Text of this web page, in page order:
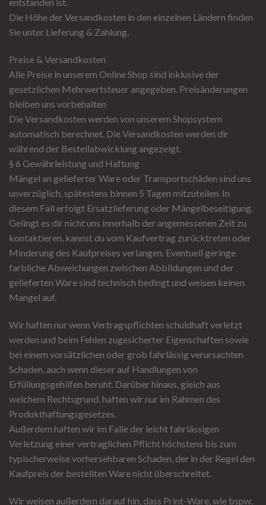
Die Höhe der Versandkosten in den einzelnen Ländern finden
Sie unter Lieferung & Zahlung.
Preise & Versandkosten
Alle Preise in unserem Online Shop sind inklusive der
gesetzlichen Mehrwertsteuer angegeben. Preisänderungen
bleiben uns vorbehalten
Die Versandkosten werden von unserem Shopsystem
automatisch berechnet. Die Versandkosten werden dir
während der Bestellabwicklung angezeigt.
§ 6 Gewährleistung und Haftung
Mängel an gelieferter Ware oder Transportschäden sind uns
unverzüglich, spätestens binnen 5 Tagen mitzuteilen. In
diesem Fall erfolgt Ersatzlieferung oder Mängelbeseitigung.
Gelingt es dir nicht uns innerhalb der angemessenen Zeit zu
kontaktieren, kannst du vom Kaufvertrag zurücktreten oder
Minderung des Kaufpreises verlangen. Eventuell geringe
farbliche Abweichungen zwischen Abbildungen und der
gelieferten Ware sind technisch bedingt und weisen keinen
Mangel auf.
Wir haften nur wenn Vertragspflichten schuldhaft verletzt
werden und beim Fehlen zugesicherter Eigenschaften sowie
bei einem vorsätzlichen oder grob fahrlässig verursachten
Schaden, auch wenn dieser auf Handlungen von
Erfüllungsgehilfen beruht. Darüber hinaus, gleich aus
welchem Rechtsgrund, haften wir nur im Rahmen des
Produkthaftungsgesetzes.
Außerdem haften wir im Falle der leicht fahrlässigen
Verletzung einer vertraglichen Pflicht höchstens bis zum
typischerweise vorhersehbaren Schaden, der in der Regel den
Kaufpreis der bestellten Ware nicht überschreitet.
Wir weisen außerdem darauf hin, dass Print-Ware, wie bspw.